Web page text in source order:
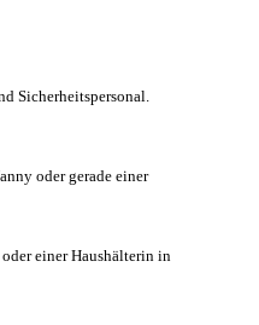
Sicherheitspersonal.
oder gerade einer
einer Haushälterin in